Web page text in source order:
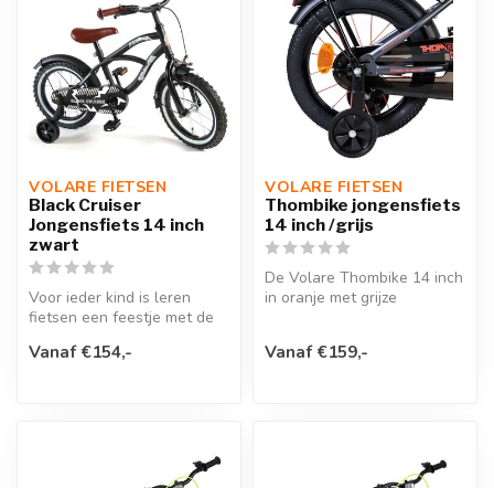
VOLARE FIETSEN
Black Cruiser
Jongensfiets 14 inch
zwart
Voor ieder kind is leren
fietsen een feestje met de
inch...
Vanaf €154,-
VOLARE FIETSEN
Thombike jongensfiets
14 inch /grijs
De Volare Thombike 14 inch
in oranje met grijze
Vanaf €159,-